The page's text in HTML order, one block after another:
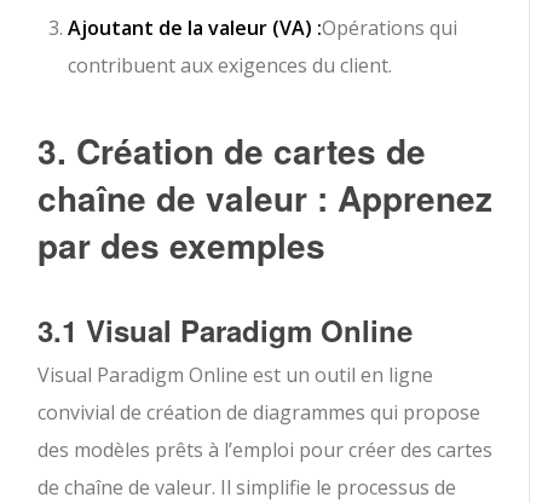
Ajoutant de la valeur (VA) :Opérations qui
contribuent aux exigences du client.
3. Création de cartes de
chaîne de valeur : Apprenez
par des exemples
3.1 Visual Paradigm Online
Visual Paradigm Online est un outil en ligne
convivial de création de diagrammes qui propose
des modèles prêts à l’emploi pour créer des cartes
de chaîne de valeur. Il simplifie le processus de